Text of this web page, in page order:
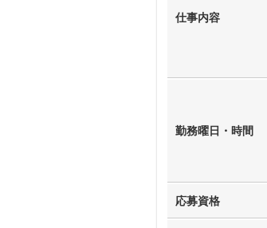
仕事内容
勤務曜日・時間
応募資格